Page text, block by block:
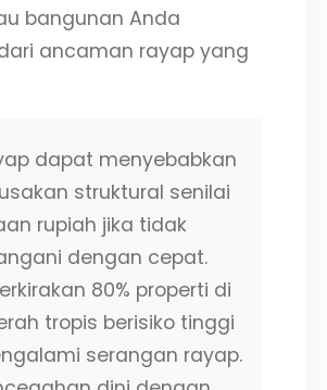
bangunan Anda
ancaman rayap yang
dapat menyebabkan
struktural senilai
rupiah jika tidak
dengan cepat.
80% properti di
tropis berisiko tinggi
serangan rayap.